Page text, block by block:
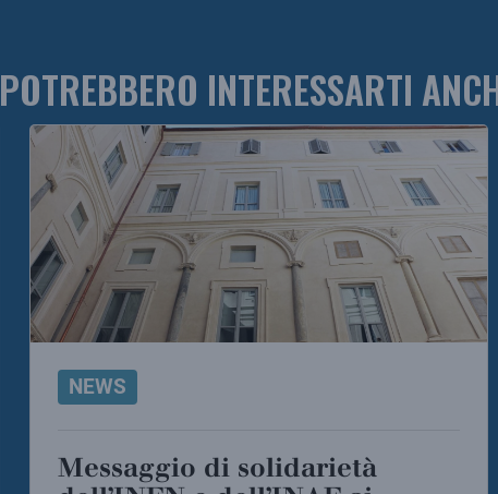
POTREBBERO INTERESSARTI
NEWS
Messaggio di solidarietà